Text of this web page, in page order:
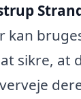
kan
sikre,